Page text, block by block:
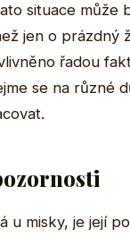
situace může
jen o prázdný
řadou
se na různé
misky, je její